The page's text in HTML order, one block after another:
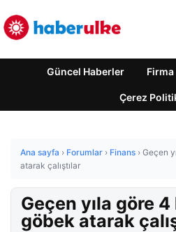
Güncel Haberler Firma
Çerez
Ana sayfa › Forumlar › Finans › Geçen
atarak çalıştılar
Geçen yıla göre
göbek atarak